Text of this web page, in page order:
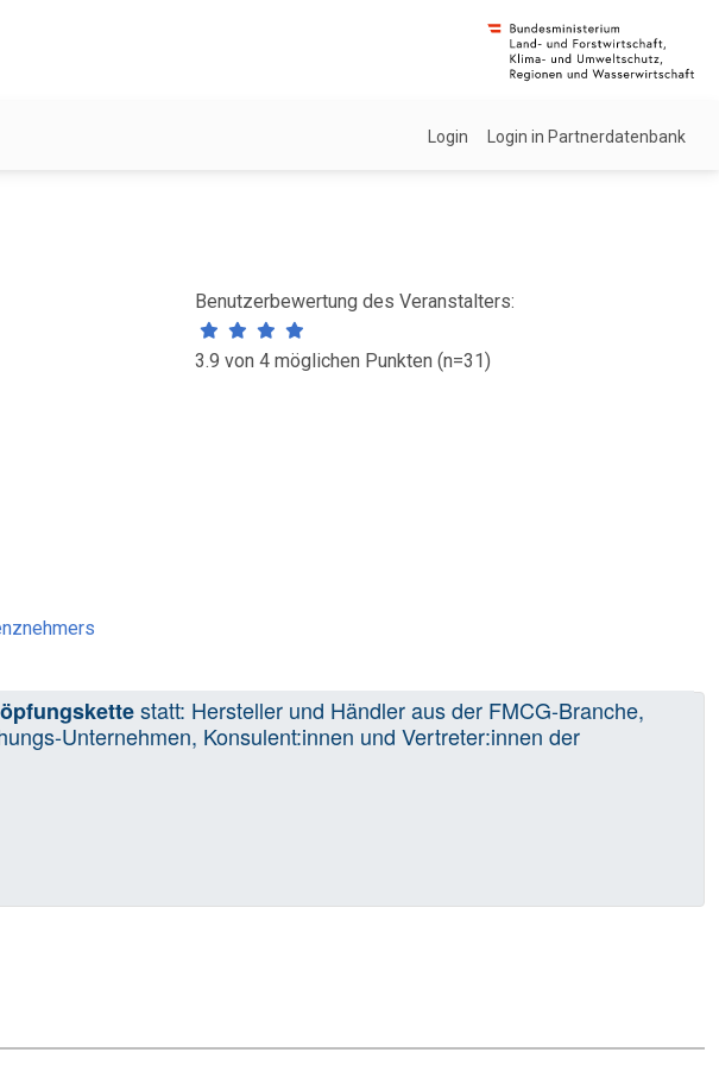
Login Login in Partnerdatenbank
Benutzerbewertung des Veranstalters:
3.9 von 4 möglichen Punkten (n=31)
statt: Hersteller und Händler aus der FMCG-Branche,
Unternehmen, Konsulent:innen und Vertreter:innen der